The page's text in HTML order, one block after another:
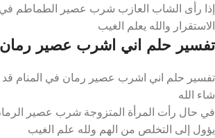
إذا رأى الشاب العازب شرب عصير الطماطم في
الاستقرار والله يعلم الغيب
تفسير حلم اني اشرب عصير رمان
تفسير حلم اني اشرب عصير رمان في المنام قد
شاء الله
في حال رأت المرأة المتزوجة شرب عصير
يؤول إلى التخلص من الهم ولله علم الغيب